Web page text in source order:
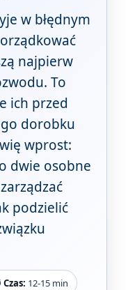
w błędnym
najpierw
To
ich przed
dorobku
wprost:
dwie osobne
podzielić
Czas: 12-15 min